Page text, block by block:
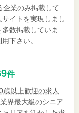
企業のみ掲載して
イトを実現しまし
多数掲載していま
下さい。
件
歳以上歓迎の求人
界最大級のシニア